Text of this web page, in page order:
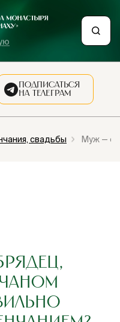
ПОДПИСАТЬСЯ
НА ТЕЛЕГРАМ
свадьбы Муж —